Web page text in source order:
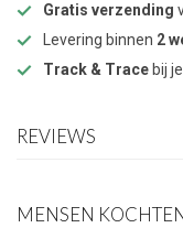
Gratis verzending
Levering binnen 2
Track & Trace bij
REVIEWS
MENSEN